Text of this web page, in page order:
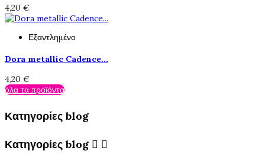
4,20 €
Εξαντλημένο
Dora metallic Cadence...
4,20 €
όλα τα προϊόντα
Κατηγορίες blog
Κατηγορίες blog  